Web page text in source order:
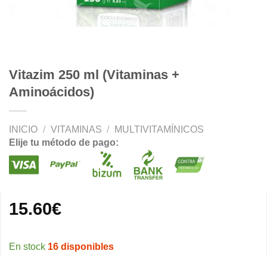
Vitazim 250 ml (Vitaminas +
Aminoácidos)
INICIO / VITAMINAS /
MULTIVITAMÍNICOS
Elije tu método de pago:
15.60€
16 disponibles